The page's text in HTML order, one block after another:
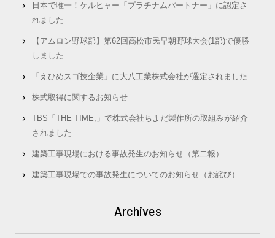
日本で唯一！ケルヒャー「プラチナムパートナー」に認定さ
れました
【アムロン野球部】第62回高松市民早朝野球大会(1部)で優勝
しました
「えひめスゴ技企業」に大八工業株式会社が選定されました
株式取得に関するお知らせ
TBS「THE TIME,」で株式会社ちよだ製作所の取組みが紹介
されました
建築工事現場における事故発生のお知らせ（第二報）
建築工事現場での事故発生についてのお知らせ（お詫び）
Archives